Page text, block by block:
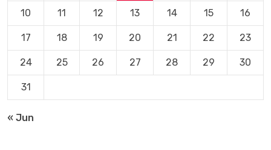
10 11 12 13 14 15 16
17 18 19 20 21 22 23
24 25 26 27 28 29 30
31
« Jun